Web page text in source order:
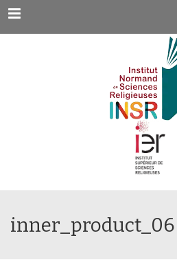
Menu
inner_product_06